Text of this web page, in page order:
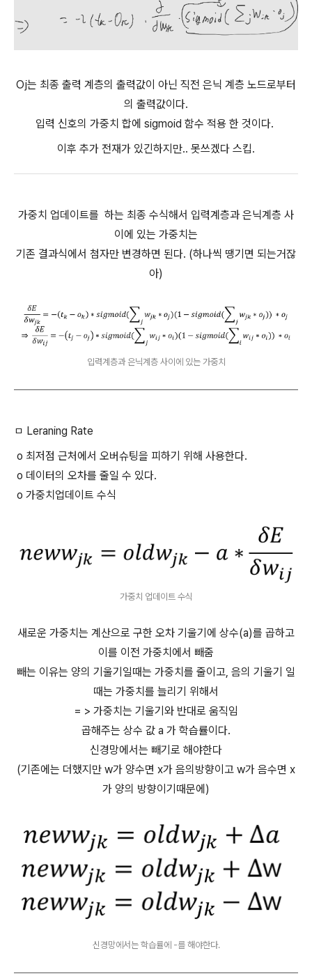
Oj는 최종 출력 계층의 출력값이 아닌 직전 은닉 계층 노드로부터
의 출력값이다.
입력 신호의 가중치 합에 sigmoid 함수 적용 한 것이다.
이후 추가 전재가 있긴하지만.. 못쓰겠다 스킵.
가중치 업데이트를 하는 최종 수식해서 입력계층과 은닉계층 사
이에 있는 가중치는
기존 결과식에서 첨자만 변경하면 된다. (하나씩 땡기면 되는거잖
아)
입력계층과 은닉계층 사이에 있는 가중치
ㅁ Leraning Rate
o 최저점 근처에서 오버슈팅을 피하기 위해 사용한다.
o 데이터의 오차를 줄일 수 있다.
o 가중치업데이트 수식
가중치 업데이트 수식
새로운 가중치는 계산으로 구한 오차 기울기에 상수(a)를 곱하고
이를 이전 가중치에서 빼줌
빼는 이유는 양의 기울기일때는 가중치를 줄이고, 음의 기울기 일
때는 가중치를 늘리기 위해서
= > 가중치는 기울기와 반대로 움직임
곱해주는 상수 값 a 가 학습률이다.
신경망에서는 빼기로 해야한다
(기존에는 더했지만 w가 양수면 x가 음의방향이고 w가 음수면 x
가 양의 방향이기때문에)
신경망에서는 학습률에 -를 해야한다.